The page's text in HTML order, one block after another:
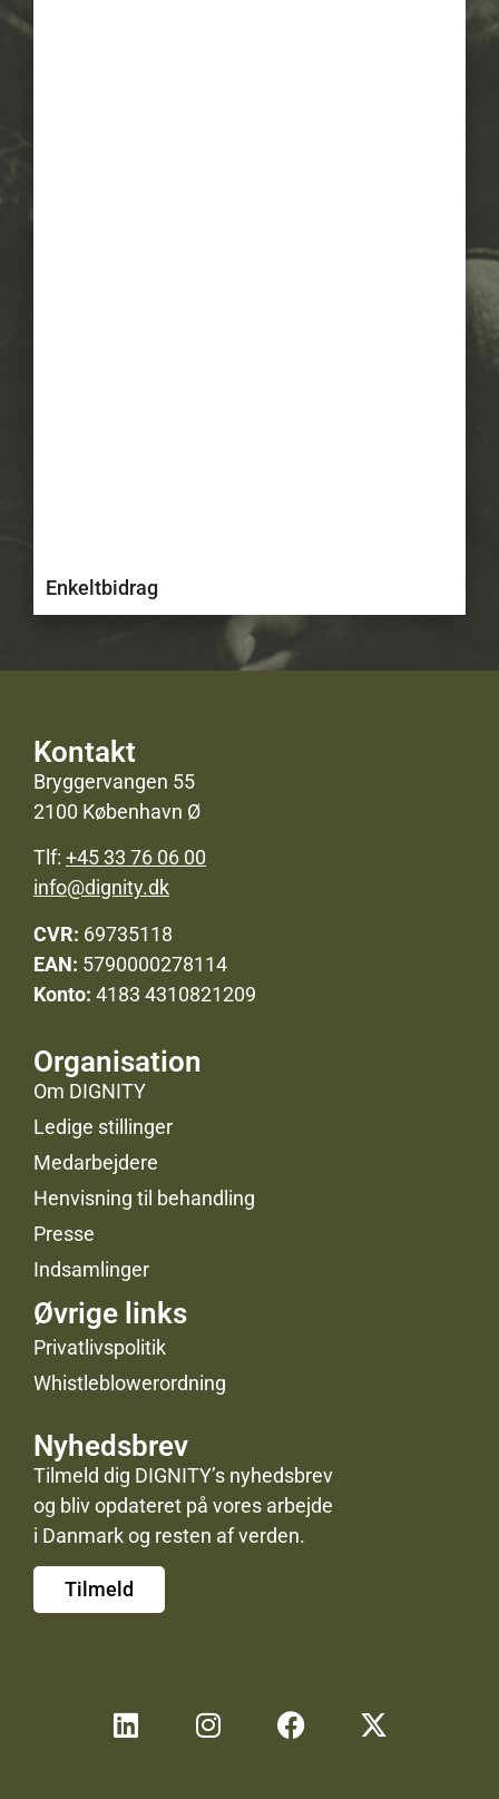
Enkeltbidrag
Kontakt
Bryggervangen 55
2100 København Ø
Tlf: +45 33 76 06 00
info@dignity.dk
CVR: 69735118
EAN: 5790000278114
Konto: 4183 4310821209
Organisation
Om DIGNITY
Ledige stillinger
Medarbejdere
Henvisning til behandling
Presse
Indsamlinger
Øvrige links
Privatlivspolitik
Whistleblowerordning
Nyhedsbrev
Tilmeld dig DIGNITY’s nyhedsbrev
og bliv opdateret på vores arbejde
i Danmark og resten af verden.
Tilmeld